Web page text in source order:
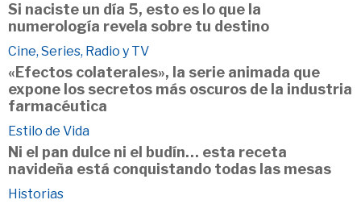
Si naciste un día 5, esto es lo que la
numerología revela sobre tu destino
Cine, Series, Radio y TV
«Efectos colaterales», la serie animada que
expone los secretos más oscuros de la industria
farmacéutica
Estilo de Vida
Ni el pan dulce ni el budín… esta receta
navideña está conquistando todas las mesas
Historias